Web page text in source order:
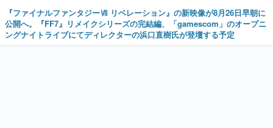
『ファイナルファンタジーⅦ リベレーション』の新映像が8月26日早朝に
公開へ。『FF7』リメイクシリーズの完結編、「gamescom」のオープニ
ングナイトライブにてディレクターの浜口直樹氏が登壇する予定